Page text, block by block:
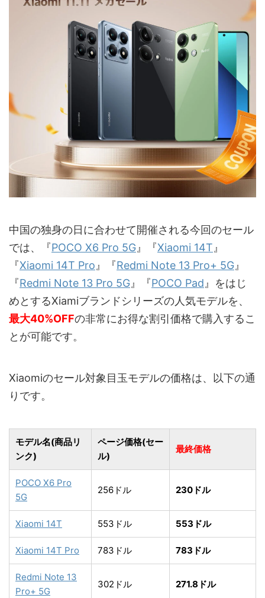
中国の独身の日に合わせて開催される今回のセール
では、『POCO X6 Pro 5G』『Xiaomi 14T』
『Xiaomi 14T Pro』『Redmi Note 13 Pro+ 5G』
『Redmi Note 13 Pro 5G』『POCO Pad』をはじ
めとするXiamiブランドシリーズの人気モデルを、
最大40%OFFの非常にお得な割引価格で購入するこ
とが可能です。
Xiaomiのセール対象目玉モデルの価格は、以下の通
りです。
モデル名(商品リ
ンク)
ページ価格(セー
ル)
最終価格
POCO X6 Pro
5G
256ドル 230ドル
Xiaomi 14T 553ドル 553ドル
Xiaomi 14T Pro 783ドル 783ドル
Redmi Note 13
Pro+ 5G
302ドル 271.8ドル